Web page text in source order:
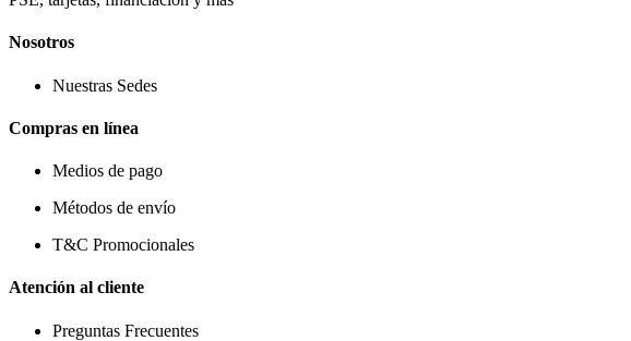
Nosotros
Nuestras Sedes
Compras en línea
Medios de pago
Métodos de envío
T&C Promocionales
Atención al cliente
Preguntas Frecuentes